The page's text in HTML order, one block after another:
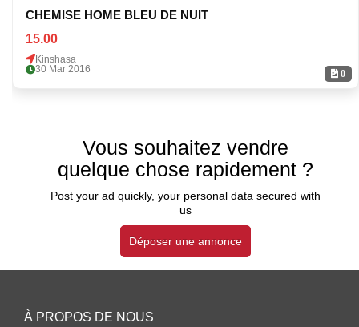
0
CHEMISE HOME BLEU DE NUIT
15.00
Kinshasa
30 Mar 2016
Vous souhaitez vendre
quelque chose rapidement ?
Post your ad quickly, your personal data secured with
us
Déposer une annonce
À PROPOS DE NOUS